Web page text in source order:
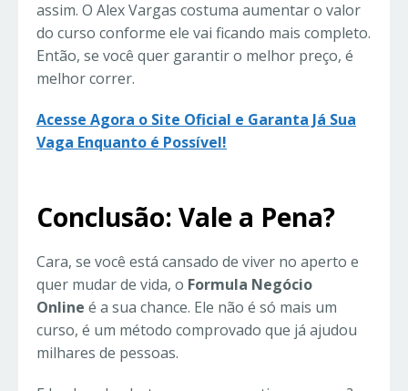
assim. O Alex Vargas costuma aumentar o valor
do curso conforme ele vai ficando mais completo.
Então, se você quer garantir o melhor preço, é
melhor correr.
Acesse Agora o Site Oficial e Garanta Já Sua
Vaga Enquanto é Possível!
Conclusão: Vale a Pena?
Cara, se você está cansado de viver no aperto e
quer mudar de vida, o Formula Negócio
Online é a sua chance. Ele não é só mais um
curso, é um método comprovado que já ajudou
milhares de pessoas.